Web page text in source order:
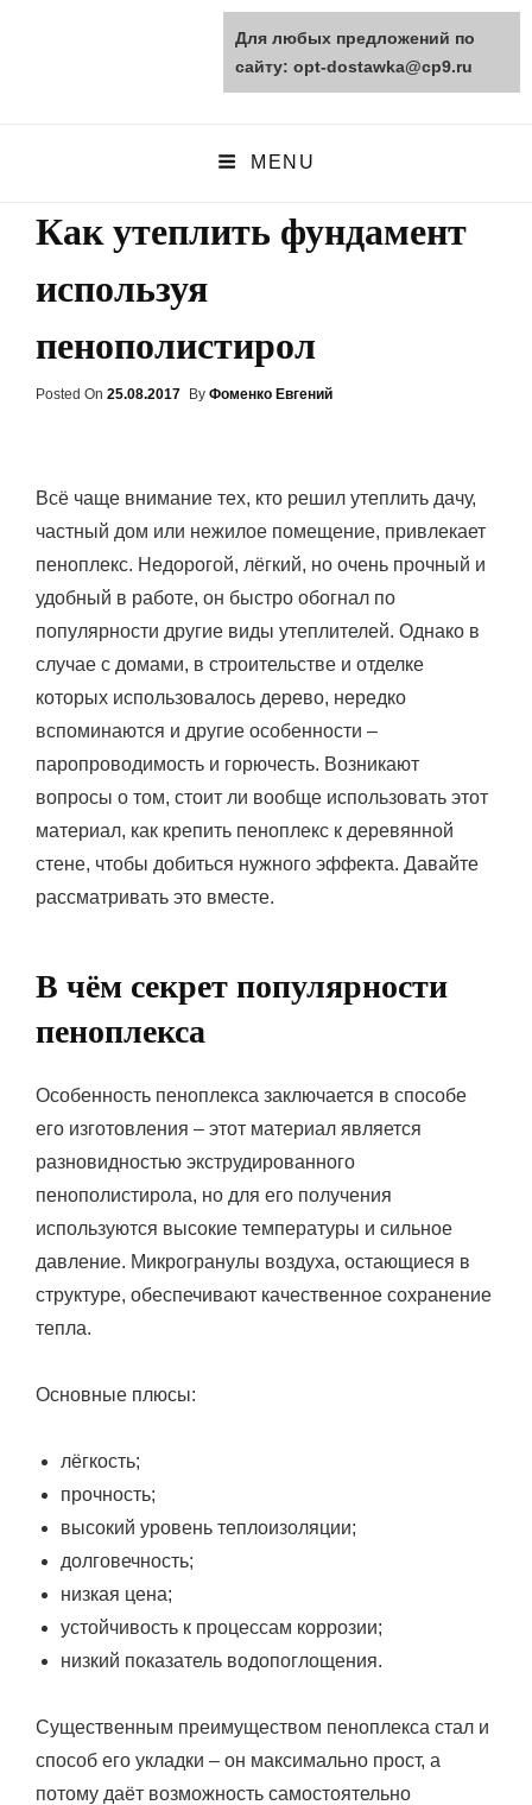
opt-dostawka.ru
MENU
Как утеплить фундамент
используя
пенополистирол
Posted On Posted
25.08.2017 By Фоменко Евгений
Всё чаще внимание тех, кто решил утеплить дачу,
частный дом или нежилое помещение, привлекает
пеноплекс. Недорогой, лёгкий, но очень прочный и
удобный в работе, он быстро обогнал по
популярности другие виды утеплителей. Однако в
случае с домами, в строительстве и отделке
которых использовалось дерево, нередко
вспоминаются и другие особенности –
паропроводимость и горючесть. Возникают
вопросы о том, стоит ли вообще использовать этот
материал, как крепить пеноплекс к деревянной
стене, чтобы добиться нужного эффекта. Давайте
рассматривать это вместе.
В чём секрет популярности
пеноплекса
Особенность пеноплекса заключается в способе
его изготовления – этот материал является
разновидностью экструдированного
пенополистирола, но для его получения
используются высокие температуры и сильное
давление. Микрогранулы воздуха, остающиеся в
структуре, обеспечивают качественное сохранение
тепла.
Основные плюсы:
лёгкость;
прочность;
высокий уровень теплоизоляции;
долговечность;
низкая цена;
устойчивость к процессам коррозии;
низкий показатель водопоглощения.
Существенным преимуществом пеноплекса стал и
способ его укладки – он максимально прост, а
потому даёт возможность самостоятельно
Для любых предложений по
сайту: opt-dostawka@cp9.ru